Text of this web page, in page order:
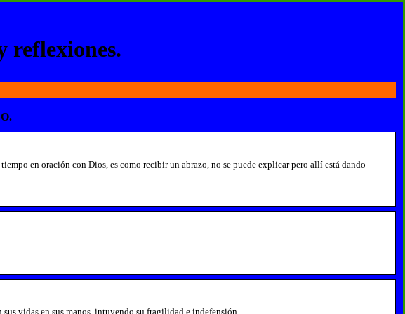
reflexiones.
en oración con Dios, es como recibir un abrazo, no se puede explicar pero allí está dando
vidas en sus manos, intuyendo su fragilidad e indefensión.